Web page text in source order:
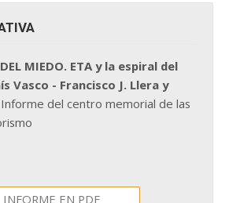
DEL MIEDO. ETA y la espiral del
Vasco - Francisco J. Llera y
Informe del centro memorial de las
INFORME EN PDF